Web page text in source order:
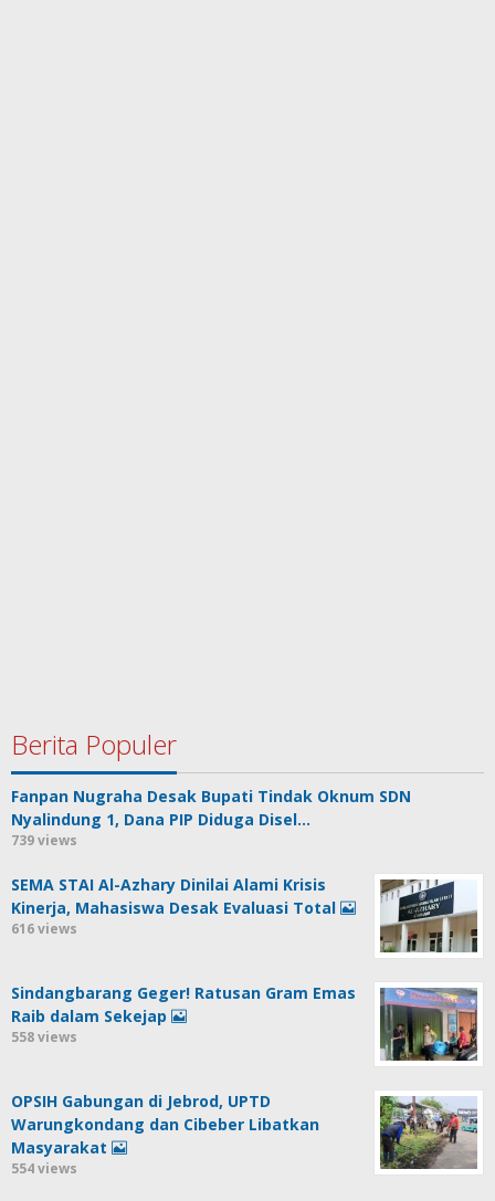
Berita Populer
Fanpan Nugraha Desak Bupati Tindak Oknum SDN
Nyalindung 1, Dana PIP Diduga Disel…
739 views
SEMA STAI Al-Azhary Dinilai Alami Krisis
Kinerja, Mahasiswa Desak Evaluasi Total
616 views
Sindangbarang Geger! Ratusan Gram Emas
Raib dalam Sekejap
558 views
OPSIH Gabungan di Jebrod, UPTD
Warungkondang dan Cibeber Libatkan
Masyarakat
554 views